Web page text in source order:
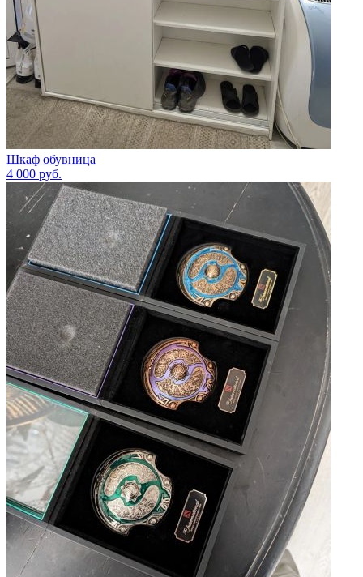
Шкаф обувница
4 000 руб.